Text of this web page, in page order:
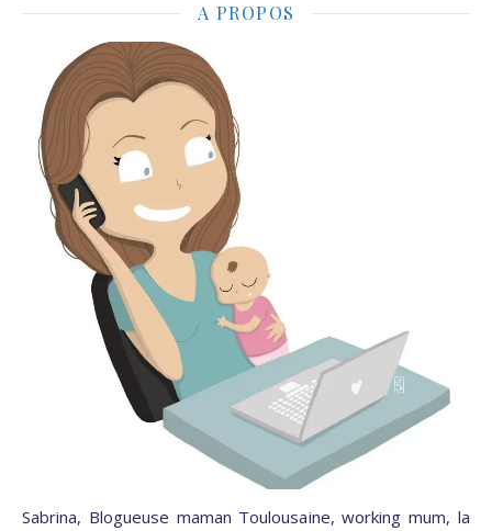
A PROPOS
Sabrina, Blogueuse maman Toulousaine, working mum, la